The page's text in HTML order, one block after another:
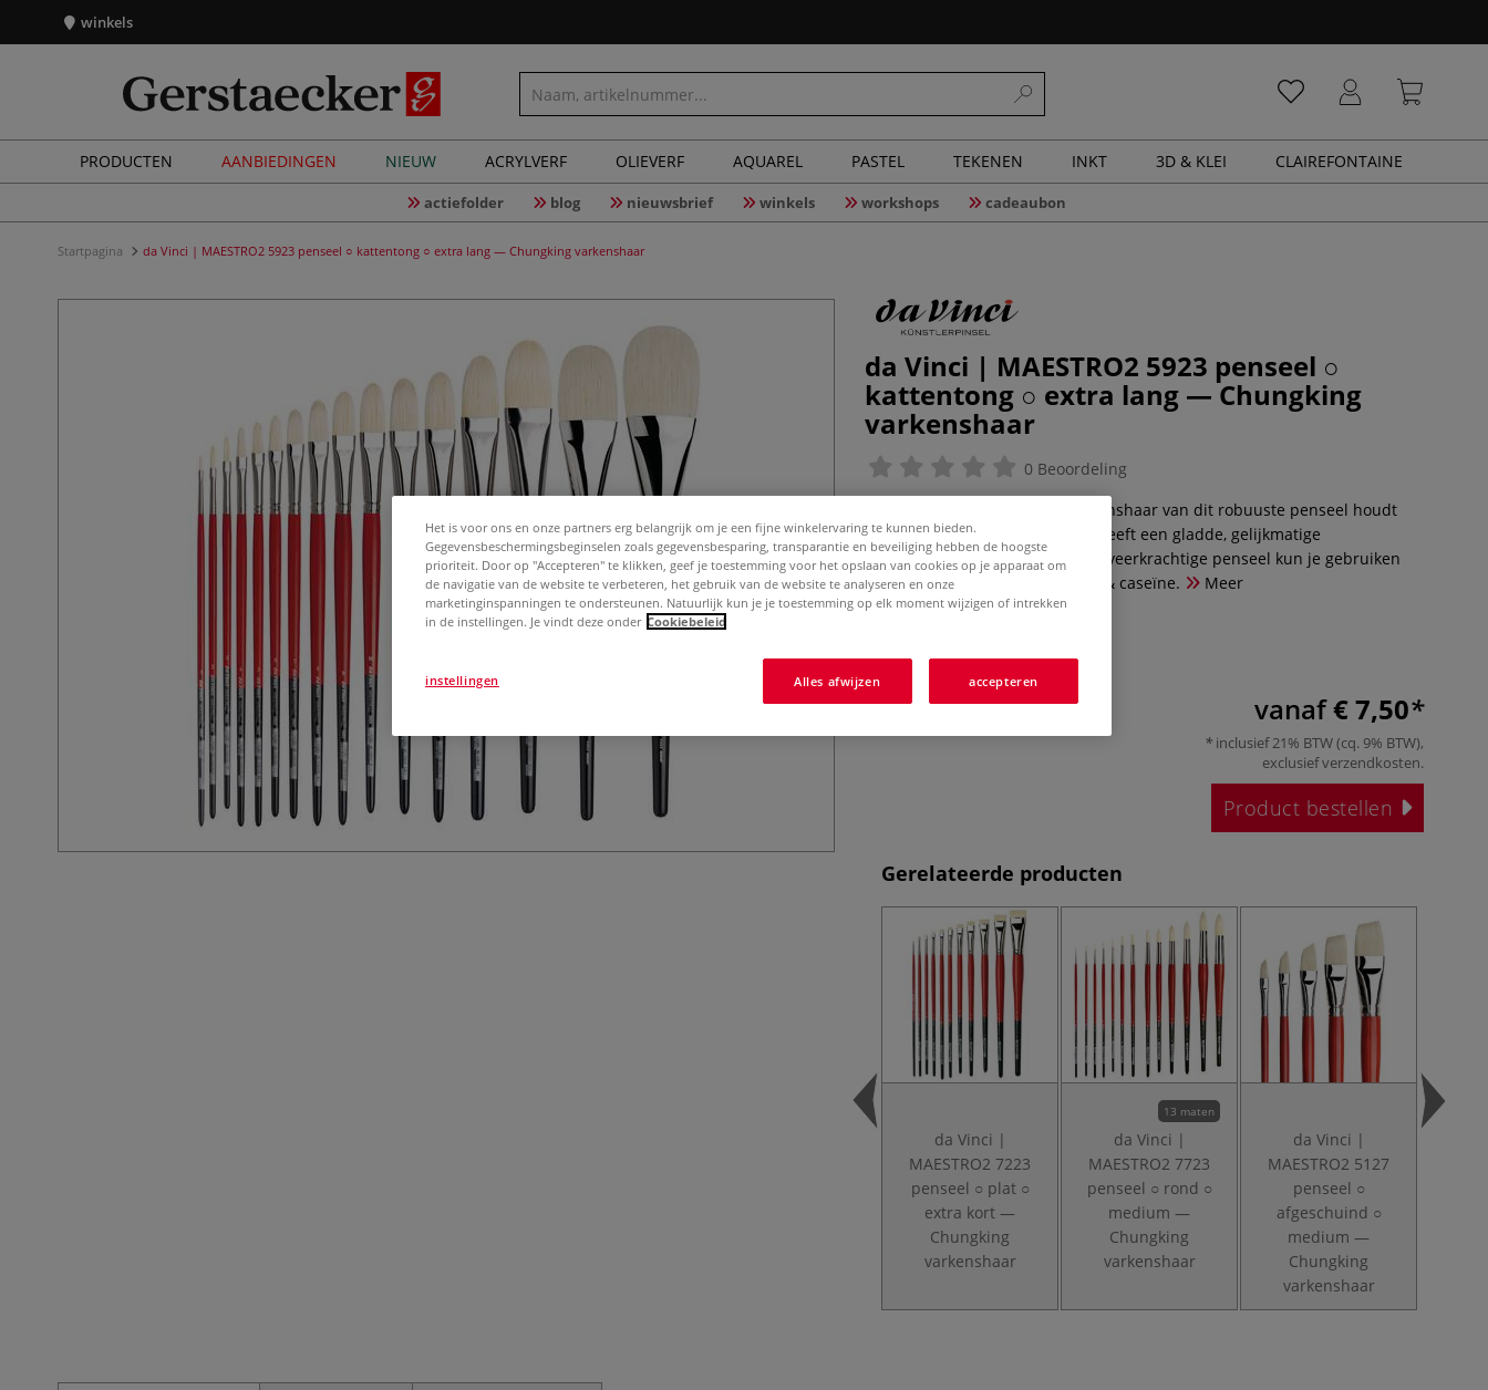
winkels
PRODUCTEN AANBIEDINGEN NIEUW ACRYLVERF OLIEVERF AQUAREL PASTEL TEKENEN INKT 3D & KLEI CLAIREFONTAINE
actiefolder blog nieuwsbrief winkels workshops cadeaubon
Startpagina da Vinci | MAESTRO2 5923 penseel ○ kattentong ○ extra lang — Chungking varkenshaar
da Vinci | MAESTRO2 5923 penseel ○
kattentong ○ extra lang — Chungking
varkenshaar
0 Beoordeling
Het extra lange Chungking varkenshaar van dit robuuste penseel houdt
veel verf vast. De soepele punt heeft een gladde, gelijkmatige
penseelstreek. Dit vormvaste en veerkrachtige penseel kun je gebruiken
voor olieverf, tempera, acrylverf & caseïne.
Meer
vanaf€ 7,50
inclusief 21% BTW (cq. 9% BTW),
exclusiefverzendkosten.
Product bestellen
Gerelateerde producten
da Vinci |
MAESTRO2 7223
penseel ○ plat ○
extra kort —
Chungking
varkenshaar
13 maten
da Vinci |
MAESTRO2 7723
penseel ○ rond ○
medium —
Chungking
varkenshaar
da Vinci |
MAESTRO2 5127
penseel ○
afgeschuind ○
medium —
Chungking
varkenshaar
Het is voor ons en onze partners erg belangrijk om je een fijne winkelervaring te kunnen bieden.
Gegevensbeschermingsbeginselen zoals gegevensbesparing, transparantie en beveiliging hebben de hoogste
prioriteit. Door op "Accepteren" te klikken, geef je toestemming voor het opslaan van cookies op je apparaat om
de navigatie van de website te verbeteren, het gebruik van de website te analyseren en onze
marketinginspanningen te ondersteunen. Natuurlijk kun je je toestemming op elk moment wijzigen of intrekken
in de instellingen. Je vindt deze onder Cookiebeleid
Alles afwijzen accepteren
instellingen